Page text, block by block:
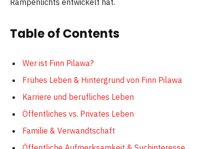
Rampenlichts entwickelt hat.
Table of Contents
Wer ist Finn Pilawa?
Frühes Leben & Hintergrund von Finn Pilawa
Karriere und berufliches Leben
Öffentliches vs. Privates Leben
Familie & Verwandtschaft